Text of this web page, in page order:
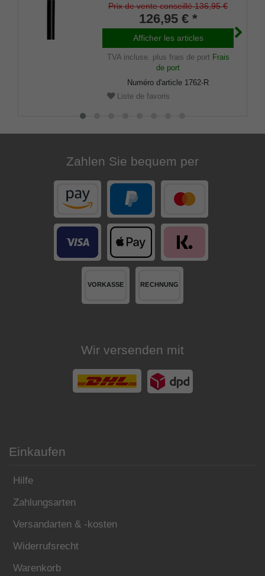
légèrement flammé montée sur
une canne en hêtre teinté noir,
avec amortisseur en
caoutchouc.
Prix de vente conseillé 136,95 €
126,95 € *
Afficher les articles
TVA incluse. plus frais de port Frais
de port
Numéro d'article 1762-R
Liste de favoris
Zahlen Sie bequem per
Wir versenden mit
Einkaufen
Hilfe
Zahlungsarten
Versandarten & -kosten
Widerrufsrecht
Warenkorb